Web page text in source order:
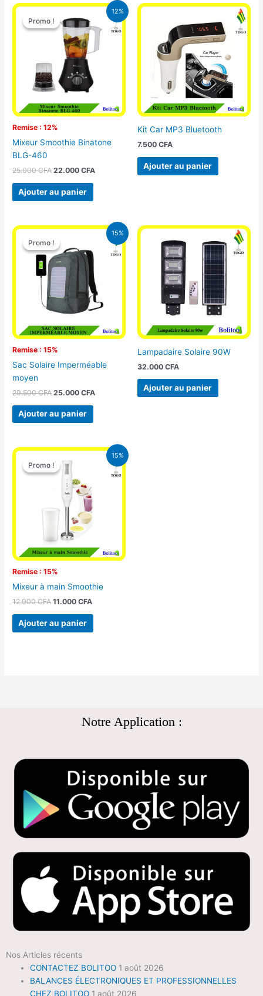
12%
Promo !
Remise : 12%
Promo !
Mixeur Smoothie Binatone
BLG-460
25.000CFA
Le
prix
initial
était :
25.000 CFA.
22.000CFA
Le
prix
actuel
est :
Ajouter au panier
Kit Car MP3 Bluetooth
7.500 CFA
Ajouter au panier
15%
Promo !
Remise : 15%
Promo !
Sac Solaire Imperméable
moyen
29.500CFA
Le
prix
initial
était :
29.500 CFA.
25.000CFA
Le
prix
actuel
Ajouter au panier
Lampadaire Solaire 90W
32.000 CFA
Ajouter au panier
15%
Promo !
Remise : 15%
Promo !
Mixeur à main Smoothie
12.900CFA
Le
prix
initial
était :
12.900 CFA.
11.000CFA
Le
Ajouter au panier
Notre Application :
Nos Articles récents
CONTACTEZ BOLITOO 1 août 2026
BALANCES ÉLECTRONIQUES ET PROFESSIONNELLES
CHEZ BOLITOO 1 août 2026